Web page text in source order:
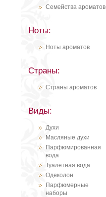
Семейства ароматов
Ноты:
Ноты ароматов
Страны:
Страны ароматов
Виды:
Духи
Масляные духи
Парфюмированная
вода
Туалетная вода
Одеколон
Парфюмерные
наборы